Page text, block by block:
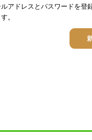
ルアドレスとパスワードを登
。